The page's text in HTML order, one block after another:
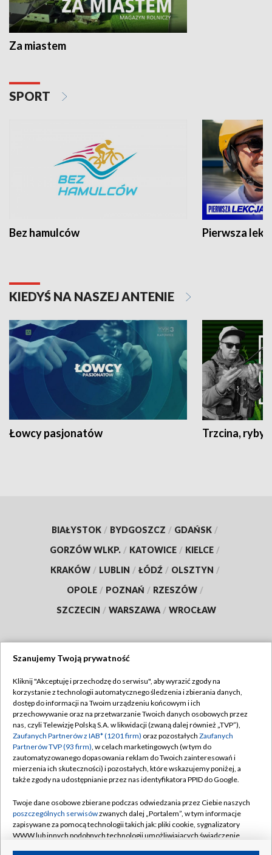
Za miastem
SPORT
Bez hamulców Pierwsza
KIEDYŚ NA NASZEJ ANTENIE
Łowcy pasjonatów Trzcina, ryby
BIAŁYSTOK / BYDGOSZCZ / GDAŃSK /
GORZÓW WLKP. / KATOWICE / KIELCE /
KRAKÓW / LUBLIN / ŁÓDŹ / OLSZTYN /
OPOLE / POZNAŃ / RZESZÓW /
SZCZECIN / WARSZAWA / WROCŁAW
TVP
Abonament TVP
Emisja w TVP
Centrum informacji TVP
Naziemna Telewizja Cyfrowa
Rada Programowa
System NOS
Informacje o nadawcy
Regulamin TVP
Polityka prywatności
Moje zgody
Pomoc
Kontakt
Szanujemy Twoją prywatność
Kliknij "Akceptuję i przechodzę do serwisu", aby wyrazić zgody na
korzystanie z technologii automatycznego śledzenia i zbierania danych,
dostęp do informacji na Twoim urządzeniu końcowym i ich
przechowywanie oraz na przetwarzanie Twoich danych osobowych przez
nas, czyli Telewizję Polską S.A. w likwidacji (zwaną dalej również „TVP”),
Zaufanych Partnerów z IAB* (1201 firm) oraz pozostałych Zaufanych
Partnerów TVP (93 firm), w celach marketingowych (w tym do
zautomatyzowanego dopasowania reklam do Twoich zainteresowań i
mierzenia ich skuteczności) i pozostałych, które wskazujemy poniżej, a
także zgody na udostępnianie przez nas identyfikatora PPID do Google.
Twoje dane osobowe zbierane podczas odwiedzania przez Ciebie naszych
poszczególnych serwisówzwanych dalej „Portalem”, w tym informacje
zapisywane za pomocą technologii takich jak: pliki cookie, sygnalizatory
WWW lub innych podobnych technologii umożliwiających świadczenie